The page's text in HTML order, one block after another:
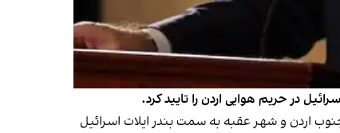
در حریم هوایی اردن را تایید کرد.
از فراز جنوب اردن و شهر عقبه به سمت بندر ایلات اسرائیل